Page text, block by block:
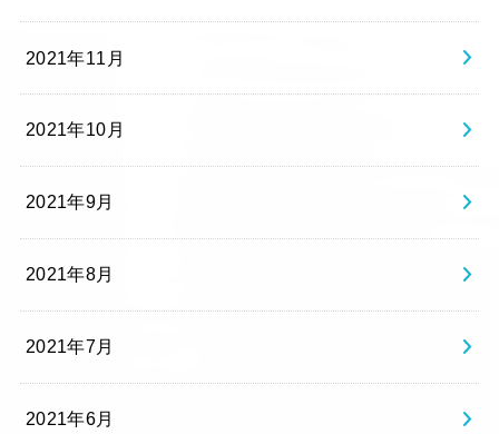
2021年11月
2021年10月
2021年9月
2021年8月
2021年7月
2021年6月